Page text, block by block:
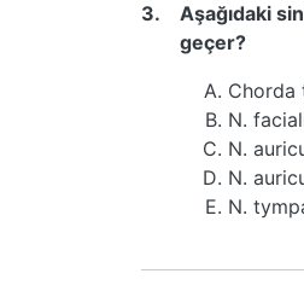
3.
Aşağıdaki
geçer?
Chorda
N.
N.
N.
N.